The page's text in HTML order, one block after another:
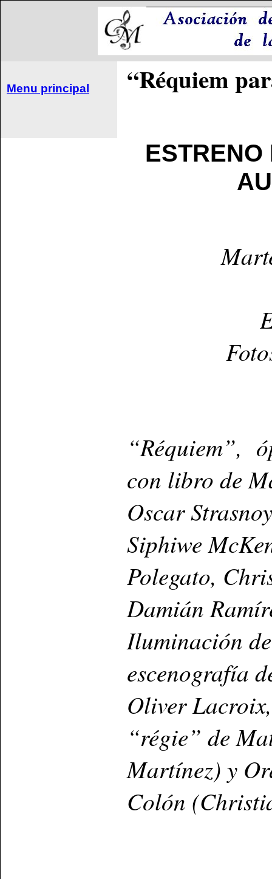
Menu principal “Réquiem
“Réquiem”,
con libro de
Oscar
Siphiwe
Polegato,
Damián
Iluminación
escenografía
Oliver
“régie” de
Martínez) y
Colón